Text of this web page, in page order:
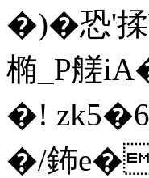
�)�恐'
椭_P艖
�!
�/鈽e�